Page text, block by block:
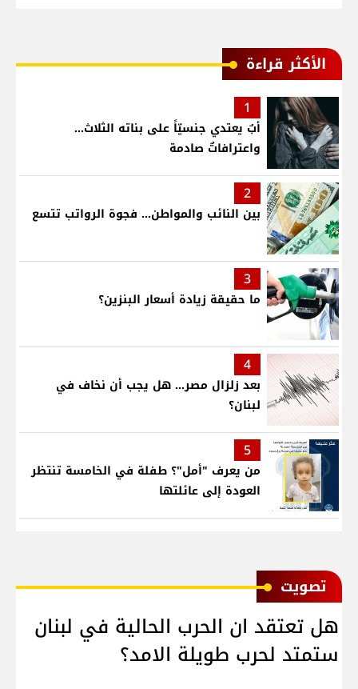
الأكثر قراءة
1
أبٌ يعتدي جنسيّاً على بناته الثلاث…
واعترافاتٌ صادمة
2
بين النائب والمواطن... فجوة الرواتب تتسع
3
ما حقيقة زيادة أسعار البنزين؟
4
بعد زلزال مصر... هل يجب أن نخاف في
لبنان؟
5
من يعرف "أمل"؟ طفلة في الخامسة تنتظر
العودة إلى عائلتها
ﺗﺼﻮﻳﺖ
هل تعتقد ان الحرب الحالية في لبنان
ستمتد لحرب طويلة الامد؟